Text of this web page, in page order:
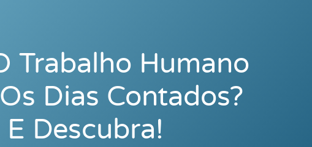
Trabalho Humano
Dias Contados?
E Descubra!